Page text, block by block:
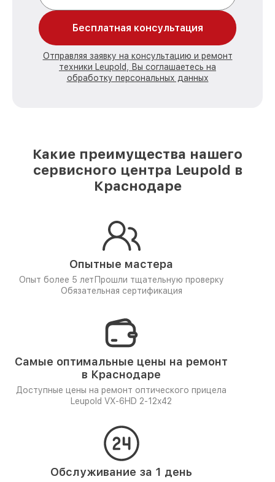
Бесплатная консультация
Отправляя заявку на консультацию и ремонт
техники Leupold, Вы соглашаетесь на
обработку персональных данных
Какие преимущества нашего
сервисного центра Leupold в
Краснодаре
Опытные мастера
Опыт более 5 лет Прошли тщательную проверку
Обязательная сертификация
Самые оптимальные цены на ремонт
в Краснодаре
Доступные цены на ремонт оптического прицела
Leupold VX-6HD 2-12x42
Обслуживание за 1 день